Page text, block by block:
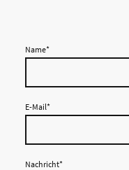
Name*
E-Mail*
Nachricht*